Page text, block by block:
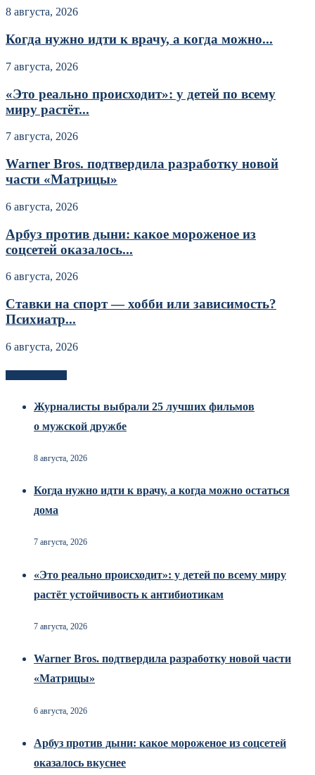
8 августа, 2026
Когда нужно идти к врачу, а когда можно...
7 августа, 2026
«Это реально происходит»: у детей по всему
миру растёт...
7 августа, 2026
Warner Bros. подтвердила разработку новой
части «Матрицы»
6 августа, 2026
Арбуз против дыни: какое мороженое из
соцсетей оказалось...
6 августа, 2026
Ставки на спорт — хобби или зависимость?
Психиатр...
6 августа, 2026
Журналисты выбрали 25 лучших фильмов
о мужской дружбе
8 августа, 2026
Когда нужно идти к врачу, а когда можно остаться
дома
7 августа, 2026
«Это реально происходит»: у детей по всему миру
растёт устойчивость к антибиотикам
7 августа, 2026
Warner Bros. подтвердила разработку новой части
«Матрицы»
6 августа, 2026
Арбуз против дыни: какое мороженое из соцсетей
оказалось вкуснее